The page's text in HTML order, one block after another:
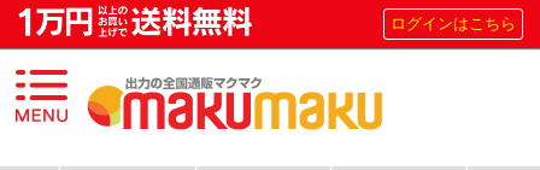
ログインはこちら